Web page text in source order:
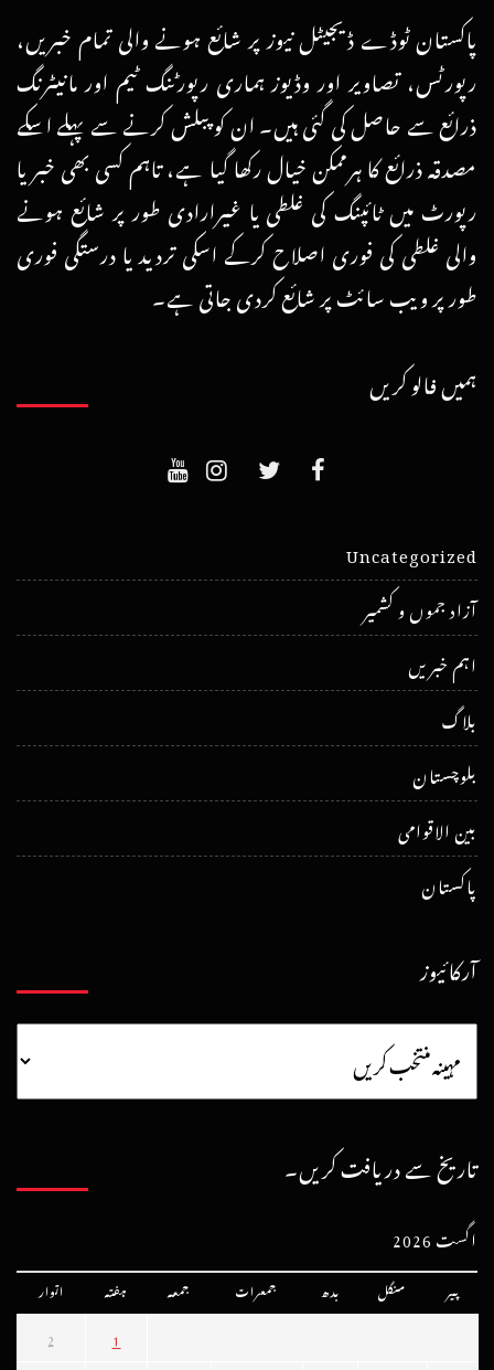
پاکستان ٹوڈے ڈیجیٹل نیوز پر شائع ہونے والی تمام خبریں،
رپورٹس، تصاویر اور وڈیوز ہماری رپورٹنگ ٹیم اور مانیٹرنگ
ذرائع سے حاصل کی گئی ہیں۔ ان کو پبلش کرنے سے پہلے اسکے
مصدقہ ذرائع کا ہرممکن خیال رکھا گیا ہے، تاہم کسی بھی خبر یا
رپورٹ میں ٹائپنگ کی غلطی یا غیرارادی طور پر شائع ہونے
والی غلطی کی فوری اصلاح کرکے اسکی تردید یا درستگی فوری
طور پر ویب سائٹ پر شائع کردی جاتی ہے۔
ہمیں فالو کریں
Uncategorized
آزاد جموں و کشمیر
اہم خبریں
بلاگ
بلوچستان
بین الاقوامی
پاکستان
آرکائیوز
تاریخ سے دریافت کریں۔
اگست 2026
پیر منگل بدھ جمعرات جمعہ ہفتہ اتوار
1
2